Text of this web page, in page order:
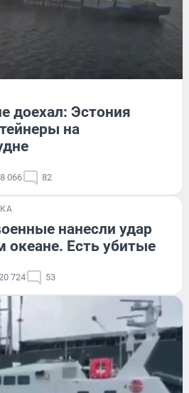
доехал: Эстония
на
8 066 82
нанесли удар
океане. Есть убитые
724 53